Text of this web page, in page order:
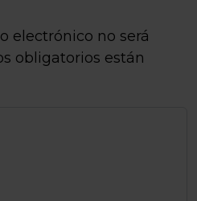
electrónico no será
obligatorios están